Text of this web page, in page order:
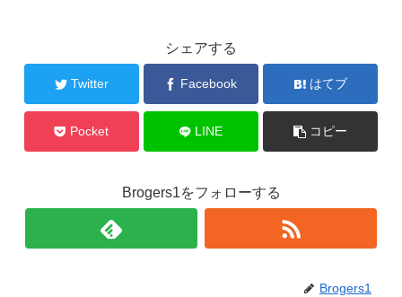
シェアする
Twitter Facebook はてブ
Pocket LINE コピー
Brogers1をフォローする
Brogers1